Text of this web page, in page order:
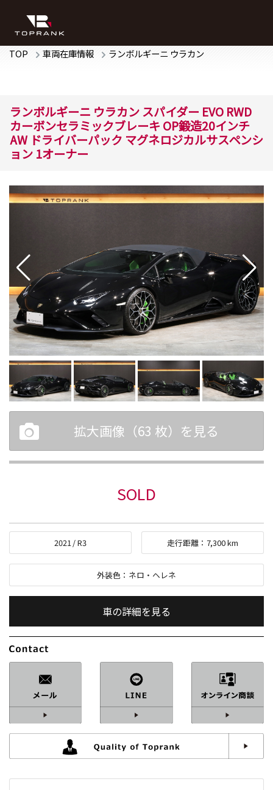
TOP 車両在庫情報 ランボルギーニ ウラカン
ランボルギーニ ウラカン スパイダー EVO RWD
カーボンセラミックブレーキ OP鍛造20インチ
AW ドライバーパック マグネロジカルサスペンシ
ョン 1オーナー
拡大画像（63 枚）を見る
SOLD
2021/R3 走行距離： 7,300km
外装色： ネロ・ヘレネ
車の詳細を見る
車検：2年付
修復歴：
中古車
総排気量：5,200cc